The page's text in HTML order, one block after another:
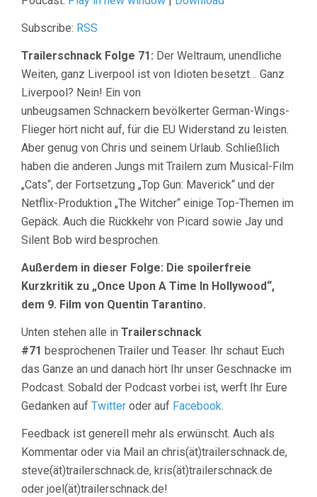
Subscribe: RSS
Trailerschnack Folge 71: Der Weltraum, unendliche
Weiten, ganz Liverpool ist von Idioten besetzt… Ganz
Liverpool? Nein! Ein von
unbeugsamen Schnackern bevölkerter German-Wings-
Flieger hört nicht auf, für die EU Widerstand zu leisten.
Aber genug von Chris und seinem Urlaub. Schließlich
haben die anderen Jungs mit Trailern zum Musical-Film
„Cats“, der Fortsetzung „Top Gun: Maverick“ und der
Netflix-Produktion „The Witcher“ einige Top-Themen im
Gepäck. Auch die Rückkehr von Picard sowie Jay und
Silent Bob wird besprochen.
Außerdem in dieser Folge: Die spoilerfreie
Kurzkritik zu „Once Upon A Time In Hollywood“,
dem 9. Film von Quentin Tarantino.
Unten stehen alle in Trailerschnack
#71 besprochenen Trailer und Teaser. Ihr schaut Euch
das Ganze an und danach hört Ihr unser Geschnacke im
Podcast. Sobald der Podcast vorbei ist, werft Ihr Eure
Gedanken auf Twitter oder auf Facebook.
Feedback ist generell mehr als erwünscht. Auch als
Kommentar oder via Mail an chris(ät)trailerschnack.de,
steve(ät)trailerschnack.de, kris(ät)trailerschnack.de
oder joel(ät)trailerschnack.de!